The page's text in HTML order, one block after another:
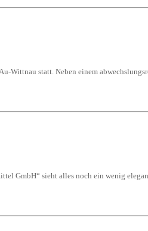
Wittnau statt. Neben einem
GmbH“ sieht alles noch ein wenig